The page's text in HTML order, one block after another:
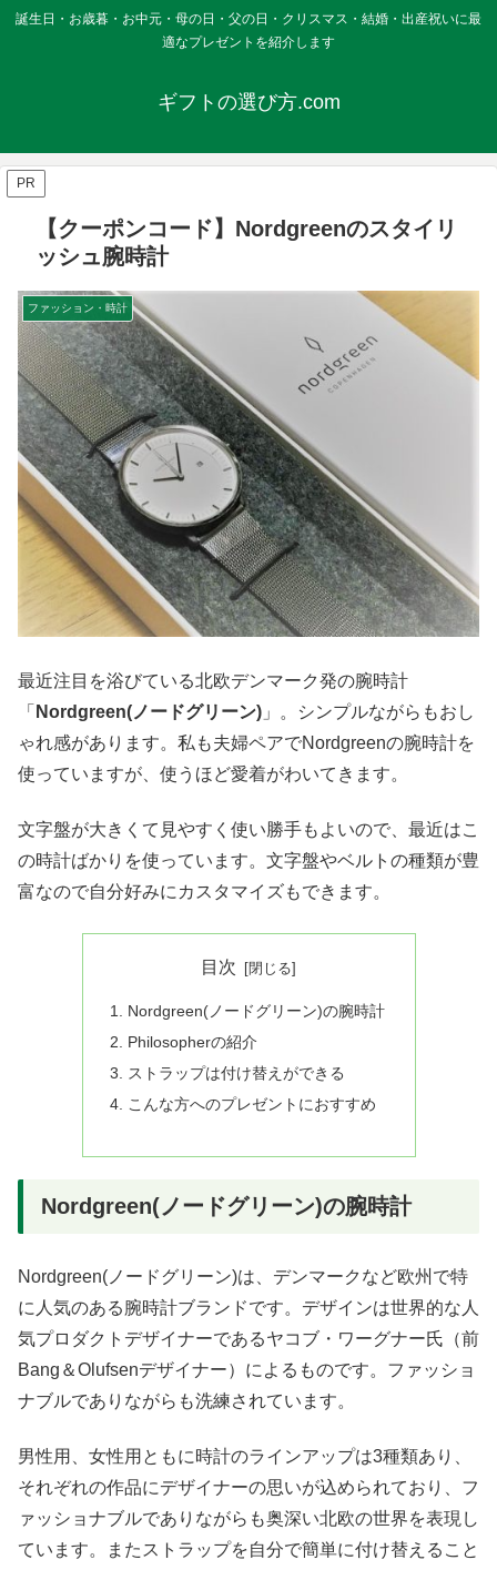
誕生日・お歳暮・お中元・母の日・父の日・クリスマス・結婚・出産祝いに最
適なプレゼントを紹介します
ギフトの選び方.com
PR
【クーポンコード】Nordgreenのスタイリ
ッシュ腕時計
ファッション・時計
最近注目を浴びている北欧デンマーク発の腕時計
「 Nordgreen(ノードグリーン) 」。シンプルながらもおし
ゃれ感があります。私も夫婦ペアでNordgreenの腕時計を
使っていますが、使うほど愛着がわいてきます。
文字盤が大きくて見やすく使い勝手もよいので、最近はこ
の時計ばかりを使っています。文字盤やベルトの種類が豊
富なので自分好みにカスタマイズもできます。
目次
Nordgreen(ノードグリーン)の腕時計
Philosopherの紹介
ストラップは付け替えができる
こんな方へのプレゼントにおすすめ
Nordgreen(ノードグリーン)の腕時計
Nordgreen(ノードグリーン)は、デンマークなど欧州で特
に人気のある腕時計ブランドです。デザインは世界的な人
気プロダクトデザイナーであるヤコブ・ワーグナー氏（前
Bang＆Olufsenデザイナー）によるものです。ファッショ
ナブルでありながらも洗練されています。
男性用、女性用ともに時計のラインアップは3種類あり、
それぞれの作品にデザイナーの思いが込められており、フ
ァッショナブルでありながらも奥深い北欧の世界を表現し
ています。またストラップを自分で簡単に付け替えること